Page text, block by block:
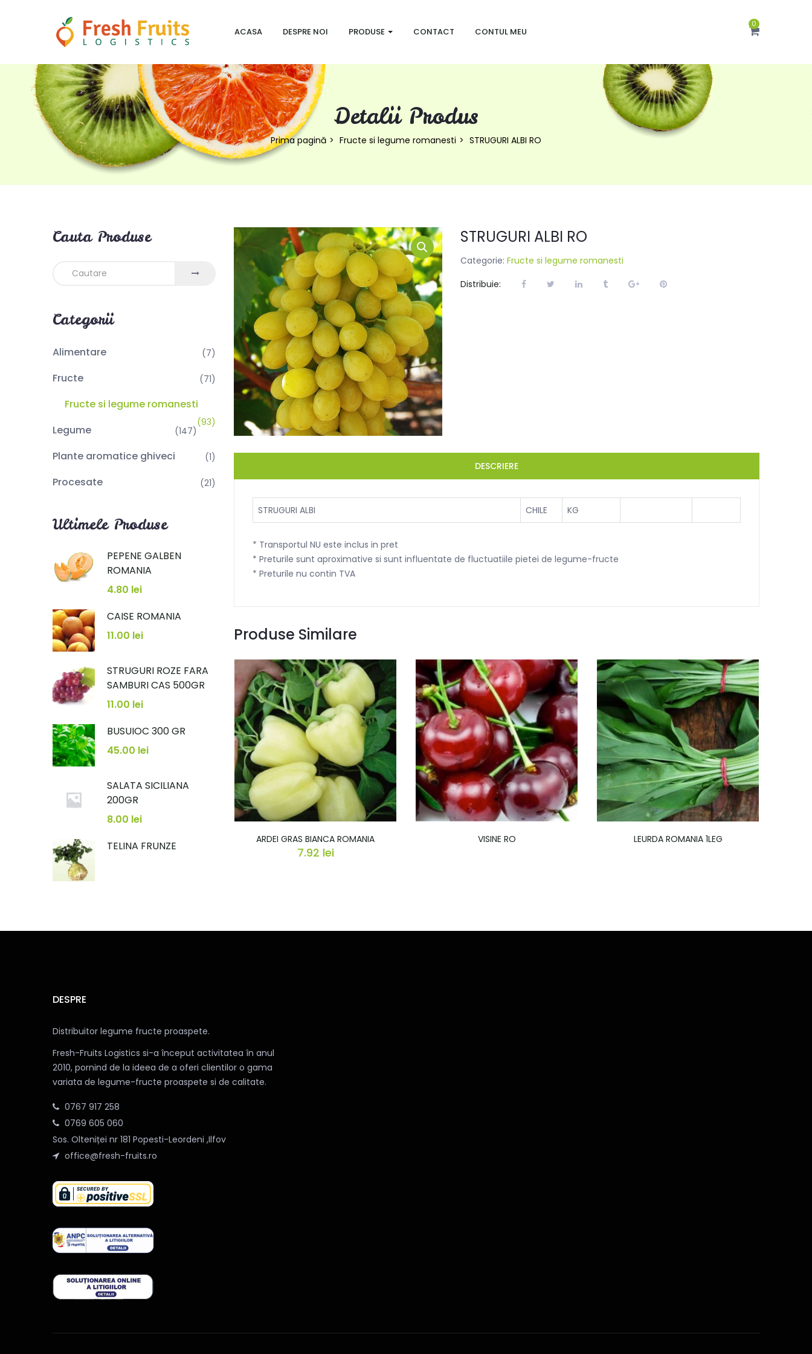
ACASA DESPRE NOI PRODUSE CONTACT CONTUL MEU
0
Detalii Produs
Prima pagină Fructe si legume romanesti STRUGURI ALBI RO
Cauta Produse
Categorii
Alimentare (7)
Fructe (71)
Fructe si legume romanesti
(93)
Legume (147)
Plante aromatice ghiveci (1)
Procesate (21)
Ultimele Produse
PEPENE GALBEN
ROMANIA
4.80 lei
CAISE ROMANIA
11.00 lei
STRUGURI ROZE FARA
SAMBURI CAS 500GR
11.00 lei
BUSUIOC 300 GR
45.00 lei
SALATA SICILIANA
200GR
8.00 lei
TELINA FRUNZE
STRUGURI ALBI RO
Categorie: Fructe si legume romanesti
Distribuie:
DESCRIERE
STRUGURI ALBI CHILE KG
* Transportul NU este inclus in pret
* Preturile sunt aproximative si sunt influentate de fluctuatiile pietei de legume-fructe
* Preturile nu contin TVA
Produse Similare
ARDEI GRAS BIANCA ROMANIA
7.92 lei
VISINE RO LEURDA ROMANIA 1LEG
DESPRE
Distribuitor legume fructe proaspete.
Fresh-Fruits Logistics si-a început activitatea în anul
2010, pornind de la ideea de a oferi clientilor o gama
variata de legume-fructe proaspete si de calitate.
0767 917 258
0769 605 060
Sos. Olteniței nr 181 Popesti-Leordeni ,Ilfov
office@fresh-fruits.ro